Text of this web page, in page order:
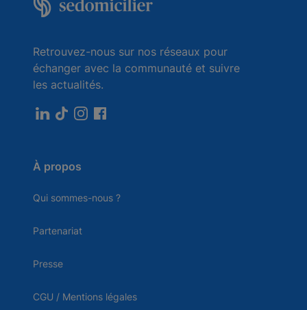
Retrouvez-nous sur nos réseaux pour
échanger avec la communauté et suivre
les actualités.
À propos
Qui sommes-nous ?
Partenariat
Presse
CGU / Mentions légales